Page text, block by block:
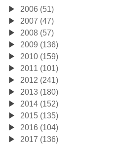
2006 (51)
2007 (47)
2008 (57)
2009 (136)
2010 (159)
2011 (101)
2012 (241)
2013 (180)
2014 (152)
2015 (135)
2016 (104)
2017 (136)